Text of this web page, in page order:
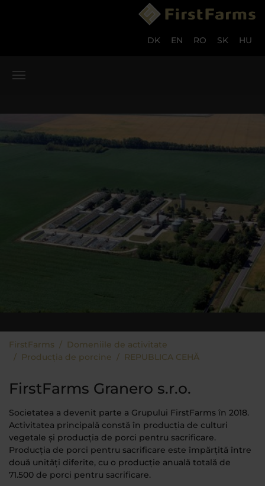
DK EN RO SK HU
FirstFarms
Domeniile de activitate
Producția de porcine
REPUBLICA CEHĂ
FirstFarms Granero s.r.o.
Societatea a devenit parte a Grupului FirstFarms în 2018.
Activitatea principală constă în producția de culturi
vegetale și producția de porci pentru sacrificare.
Producția de porci pentru sacrificare este împărțită între
două unități diferite, cu o producție anuală totală de
71.500 de porci pentru sacrificare.